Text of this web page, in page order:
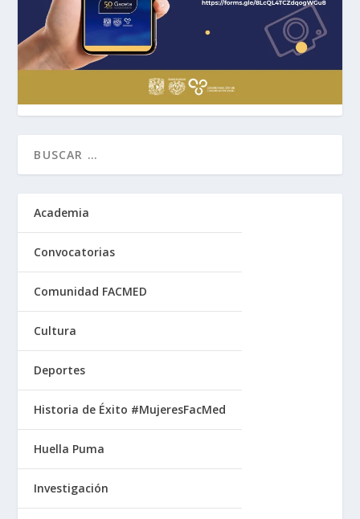
Academia
Convocatorias
Comunidad FACMED
Cultura
Deportes
Historia de Éxito #MujeresFacMed
Huella Puma
Investigación